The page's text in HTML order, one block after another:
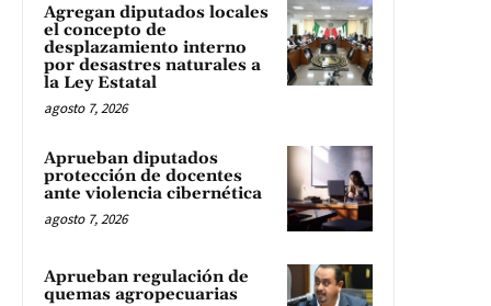
Agregan diputados locales
el concepto de
desplazamiento interno
por desastres naturales a
la Ley Estatal
agosto 7, 2026
Aprueban diputados
protección de docentes
ante violencia cibernética
agosto 7, 2026
Aprueban regulación de
quemas agropecuarias